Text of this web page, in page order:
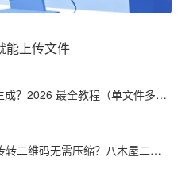
能上传文件
成？2026 最全教程（单文件多文
转二维码无需压缩？八木屋二维